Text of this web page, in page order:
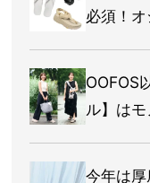
必須！
OOFOS
ル】は
今年は